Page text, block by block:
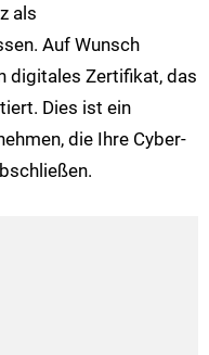
als
Auf Wunsch
digitales Zertifikat, das
Dies ist ein
die Ihre Cyber-